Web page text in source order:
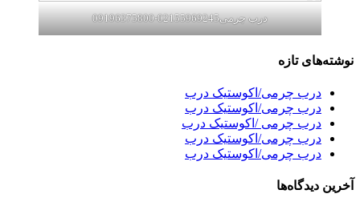
درب چرمی02155969245-09196375800
نوشته‌های تازه
درب چرمی/اکوستیک درب
درب چرمی/اکوستیک درب
درب چرمی /اکوستیک درب
درب چرمی/اکوستیک درب
درب چرمی/اکوستیک درب
آخرین دیدگاه‌ها